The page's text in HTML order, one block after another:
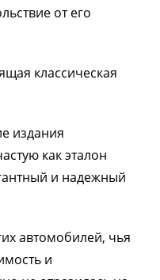
от его
классическая
издания
как эталон
и надежный
автомобилей, чья
и